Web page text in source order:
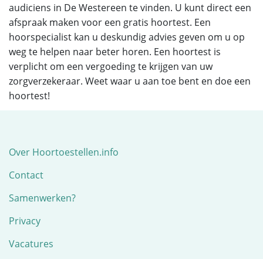
audiciens in De Westereen te vinden. U kunt direct een
afspraak maken voor een gratis hoortest. Een
hoorspecialist kan u deskundig advies geven om u op
weg te helpen naar beter horen. Een hoortest is
verplicht om een vergoeding te krijgen van uw
zorgverzekeraar. Weet waar u aan toe bent en doe een
hoortest!
Over Hoortoestellen.info
Contact
Samenwerken?
Privacy
Vacatures